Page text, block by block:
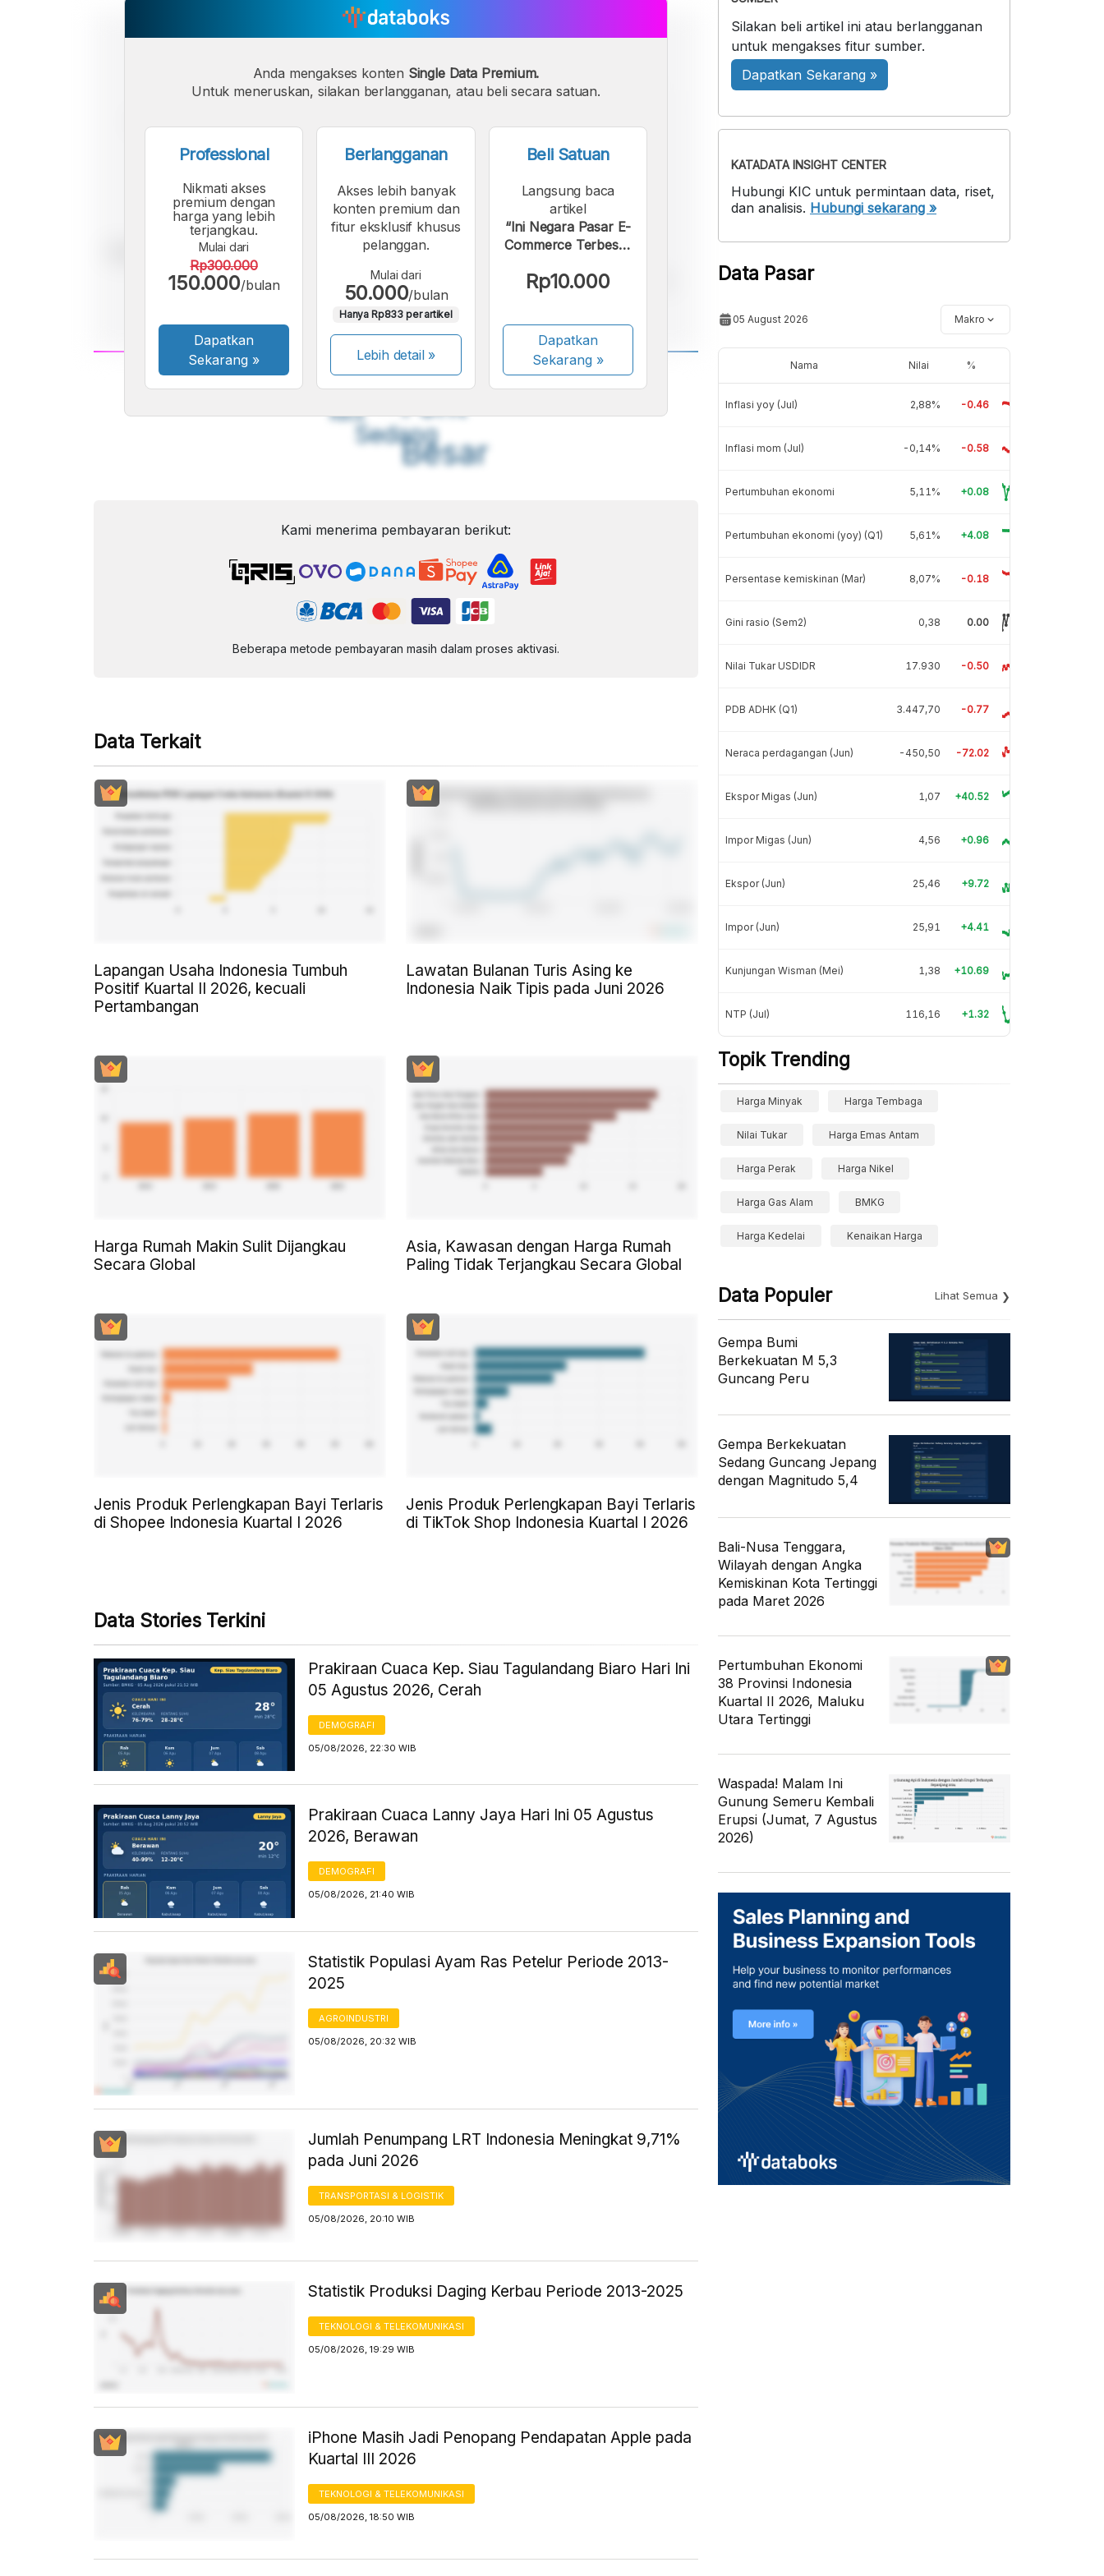
A
Font
Kecil
A
Sedang
A
Besar
Anda mengakses konten Single Data Premium.
Untuk meneruskan, silakan berlangganan, atau beli secara satuan.
Professional
Nikmati akses
premium dengan
harga yang lebih
terjangkau.
Mulai dari
Rp300.000
150.000/bulan
Dapatkan
Sekarang »
Berlangganan
Akses lebih banyak
konten premium dan
fitur eksklusif khusus
pelanggan.
Mulai dari
50.000/bulan
Hanya Rp833 per artikel
Lebih detail »
Beli Satuan
Langsung baca
artikel
“Ini Negara Pasar E-
Commerce Terbesar
Rp10.000
Dapatkan
Sekarang»
Kami menerima pembayaran berikut:
Beberapa metode pembayaran masih dalam proses aktivasi.
Data Terkait
Lapangan Usaha Indonesia Tumbuh
Positif Kuartal II 2026, kecuali
Pertambangan
Lawatan Bulanan Turis Asing ke
Indonesia Naik Tipis pada Juni 2026
Harga Rumah Makin Sulit Dijangkau
Secara Global
Asia, Kawasan dengan Harga Rumah
Paling Tidak Terjangkau Secara Global
Jenis Produk Perlengkapan Bayi Terlaris
di Shopee Indonesia Kuartal I 2026
Jenis Produk Perlengkapan Bayi Terlaris
di TikTok Shop Indonesia Kuartal I 2026
Data Stories Terkini
Prakiraan Cuaca Kep. Siau Tagulandang Biaro Hari Ini
05 Agustus 2026, Cerah
DEMOGRAFI
05/08/2026, 22:30 WIB
Prakiraan Cuaca Lanny Jaya Hari Ini 05 Agustus
2026, Berawan
DEMOGRAFI
05/08/2026, 21:40 WIB
Statistik Populasi Ayam Ras Petelur Periode 2013-
2025
AGROINDUSTRI
05/08/2026, 20:32 WIB
Jumlah Penumpang LRT Indonesia Meningkat 9,71%
pada Juni 2026
TRANSPORTASI & LOGISTIK
05/08/2026, 20:10 WIB
Statistik Produksi Daging Kerbau Periode 2013-2025
TEKNOLOGI & TELEKOMUNIKASI
05/08/2026, 19:29 WIB
iPhone Masih Jadi Penopang Pendapatan Apple pada
Kuartal III 2026
TEKNOLOGI & TELEKOMUNIKASI
05/08/2026, 18:50 WIB
Silakan beli artikel ini atau berlangganan
untuk mengakses fitur sumber.
Dapatkan Sekarang »
KATADATA INSIGHT CENTER
Hubungi KIC untuk permintaan data, riset,
dan analisis. Hubungi sekarang »
Data Pasar
05 August 2026 Makro
Nama Nilai %
Inflasi yoy (Jul) 2,88% -0.46
Inflasi mom (Jul) -0,14% -0.58
Pertumbuhan ekonomi 5,11% +0.08
Pertumbuhan ekonomi (yoy) (Q1) 5,61% +4.08
Persentase kemiskinan (Mar) 8,07% -0.18
Gini rasio (Sem2) 0,38 0.00
Nilai Tukar USDIDR 17.930 -0.50
PDB ADHK (Q1) 3.447,70 -0.77
Neraca perdagangan (Jun) -450,50 -72.02
Ekspor Migas (Jun) 1,07 +40.52
Impor Migas (Jun) 4,56 +0.96
Ekspor (Jun) 25,46 +9.72
Impor (Jun) 25,91 +4.41
Kunjungan Wisman (Mei) 1,38 +10.69
NTP (Jul) 116,16 +1.32
Topik Trending
Harga Minyak Harga Tembaga
Nilai Tukar Harga Emas Antam
Harga Perak Harga Nikel
Harga Gas Alam BMKG
Harga Kedelai Kenaikan Harga
Data Populer Lihat Semua
Gempa Bumi
Berkekuatan M 5,3
Guncang Peru
Gempa Berkekuatan
Sedang Guncang Jepang
dengan Magnitudo 5,4
Bali-Nusa Tenggara,
Wilayah dengan Angka
Kemiskinan Kota Tertinggi
pada Maret 2026
Pertumbuhan Ekonomi
38 Provinsi Indonesia
Kuartal II 2026, Maluku
Utara Tertinggi
Waspada! Malam Ini
Gunung Semeru Kembali
Erupsi (Jumat, 7 Agustus
2026)